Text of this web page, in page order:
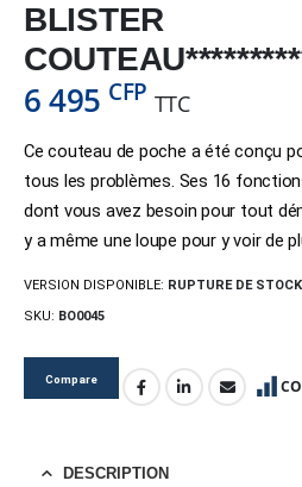
BLISTER
6 495 CFP TTC
Ce couteau de poche a été conçu
tous les problèmes. Ses 16
dont vous avez besoin pour tout
y a même une loupe pour y voir de
VERSION DISPONIBLE: RUPTURE DE STOCK
SKU: BO0045
Compare
DESCRIPTION